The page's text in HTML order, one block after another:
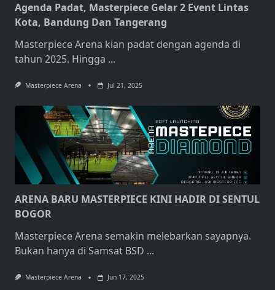
Agenda Padat, Masterpiece Gelar 2 Event Lintas
Kota, Bandung Dan Tangerang
Masterpiece Arena kian padat dengan agenda di
tahun 2025. Hingga ...
Masterpiece Arena Jul 21, 2025
ARENA BARU MASTERPIECE KINI HADIR DI SENTUL
BOGOR
Masterpiece Arena semakin melebarkan sayapnya.
Bukan hanya di Samsat BSD ...
Masterpiece Arena Jun 17, 2025